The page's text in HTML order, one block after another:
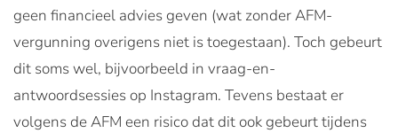
geen financieel advies geven (wat zonder AFM-
vergunning overigens niet is toegestaan). Toch gebeurt
dit soms wel, bijvoorbeeld in vraag-en-
antwoordsessies op Instagram. Tevens bestaat er
volgens de AFM een risico dat dit ook gebeurt tijdens